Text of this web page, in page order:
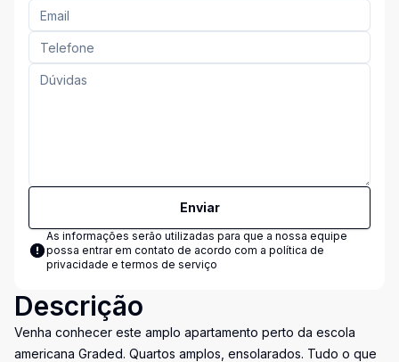
Enviar
As informações serão utilizadas para que a nossa equipe
possa entrar em contato de acordo com a política de
privacidade e termos de serviço
Descrição
Venha conhecer este amplo apartamento perto da escola
americana Graded. Quartos amplos, ensolarados. Tudo o que